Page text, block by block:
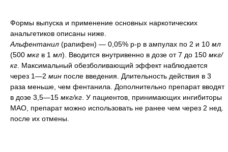
Формы выпуска и применение основных наркотических
анальгетиков описаны ниже.
Альфентанил (рапифен) — 0,05% р-р в ампулах по 2 и 10 мл
(500 мкг в 1 мл). Вводится внутривенно в дозе от 7 до 150 мкг/
кг. Максимальный обезболивающий эффект наблюдается
через 1—2 мин после введения. Длительность действия в 3
раза меньше, чем фентанила. Дополнительно препарат вводят
в дозе 3,5—15 мкг/кг. У пациентов, принимающих ингибиторы
МАО, препарат можно использовать не ранее чем через 2 нед.
после их отмены.